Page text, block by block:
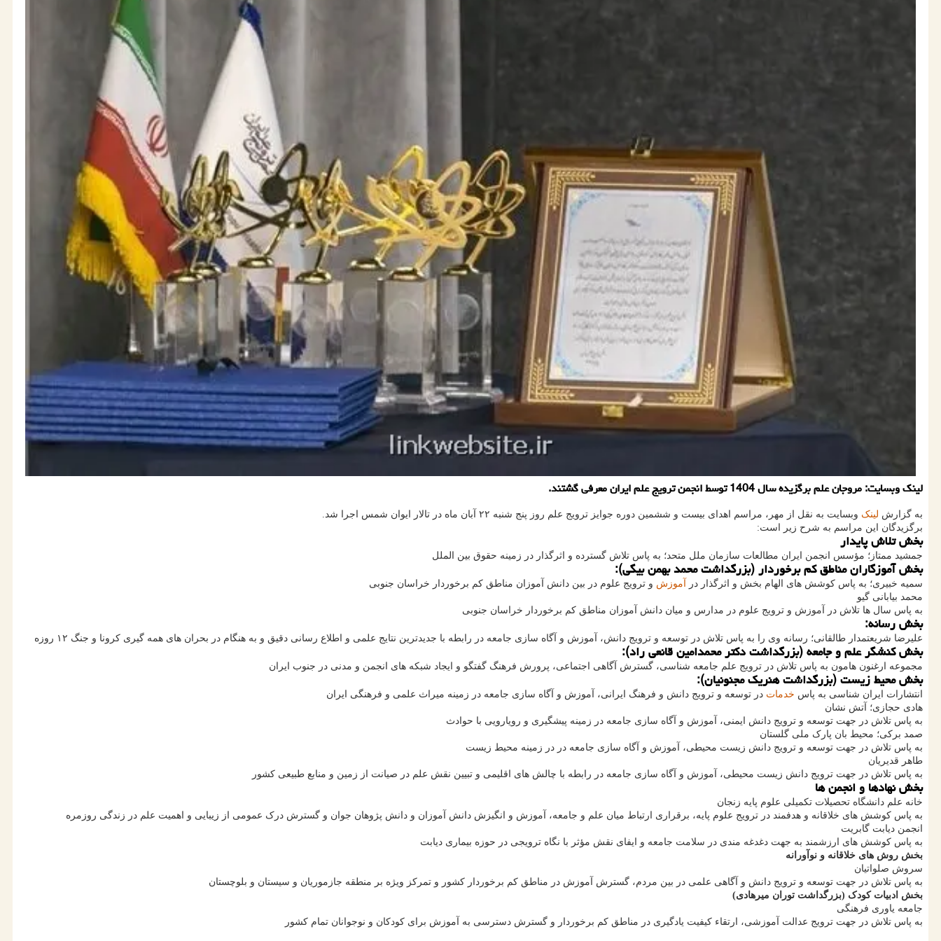
لینک وبسایت: مروجان علم برگزیده سال 1404 توسط انجمن ترویج علم ایران معرفی گشتند.
به گزارش لینک وبسایت به نقل از مهر، مراسم اهدای بیست و ششمین دوره جوایز ترویج علم روز پنج شنبه ۲۲ آبان ماه در تالار ایوان شمس اجرا شد.
برگزیدگان این مراسم به شرح زیر است:
بخش تلاش پایدار
جمشید ممتاز؛ مؤسس انجمن ایران مطالعات سازمان ملل متحد؛ به پاس تلاش گسترده و اثرگذار در زمینه حقوق بین الملل
بخش آموزگاران مناطق کم برخوردار (بزرگداشت محمد بهمن بیگی):
سمیه خبیری؛ به پاس کوشش های الهام بخش و اثرگذار در آموزش و ترویج علوم در بین دانش آموزان مناطق کم برخوردار خراسان جنوبی
محمد بیابانی گیو
به پاس سال ها تلاش در آموزش و ترویج علوم در مدارس و میان دانش آموزان مناطق کم برخوردار خراسان جنوبی
بخش رسانه:
علیرضا شریعتمدار طالقانی؛ رسانه وی را به پاس تلاش در توسعه و ترویج دانش، آموزش و آگاه سازی جامعه در رابطه با جدیدترین نتایج علمی و اطلاع رسانی دقیق و به هنگام در بحران های همه گیری کرونا و جنگ ۱۲ روزه
بخش کنشگر علم و جامعه (بزرگداشت دکتر محمدامین قانعی راد):
مجموعه ارغنون هامون به پاس تلاش در ترویج علم جامعه شناسی، گسترش آگاهی اجتماعی، پرورش فرهنگ گفتگو و ایجاد شبکه های انجمن و مدنی در جنوب ایران
بخش محیط زیست (بزرگداشت هنریک مجنونیان):
انتشارات ایران شناسی به پاس خدمات در توسعه و ترویج دانش و فرهنگ ایرانی، آموزش و آگاه سازی جامعه در زمینه میراث علمی و فرهنگی ایران
هادی حجازی؛ آتش نشان
به پاس تلاش در جهت توسعه و ترویج دانش ایمنی، آموزش و آگاه سازی جامعه در زمینه پیشگیری و رویارویی با حوادث
صمد برکی؛ محیط بان پارک ملی گلستان
به پاس تلاش در جهت توسعه و ترویج دانش زیست محیطی، آموزش و آگاه سازی جامعه در در زمینه محیط زیست
طاهر قدیریان
به پاس تلاش در جهت ترویج دانش زیست محیطی، آموزش و آگاه سازی جامعه در رابطه با چالش های اقلیمی و تبیین نقش علم در صیانت از زمین و منابع طبیعی کشور
بخش نهادها و انجمن ها
خانه علم دانشگاه تحصیلات تکمیلی علوم پایه زنجان
به پاس کوشش های خلاقانه و هدفمند در ترویج علوم پایه، برقراری ارتباط میان علم و جامعه، آموزش و انگیزش دانش آموزان و دانش پژوهان جوان و گسترش درک عمومی از زیبایی و اهمیت علم در زندگی روزمره
انجمن دیابت گابریت
به پاس کوشش های ارزشمند به جهت دغدغه مندی در سلامت جامعه و ایفای نقش مؤثر با نگاه ترویجی در حوزه بیماری دیابت
بخش روش های خلاقانه و نوآورانه
سروش صلواتیان
به پاس تلاش در جهت توسعه و ترویج دانش و آگاهی علمی در بین مردم، گسترش آموزش در مناطق کم برخوردار کشور و تمرکز ویژه بر منطقه جازموریان و سیستان و بلوچستان
بخش ادبیات کودک (بزرگداشت توران میرهادی)
جامعه یاوری فرهنگی
به پاس تلاش در جهت ترویج عدالت آموزشی، ارتقاء کیفیت یادگیری در مناطق کم برخوردار و گسترش دسترسی به آموزش برای کودکان و نوجوانان تمام کشور